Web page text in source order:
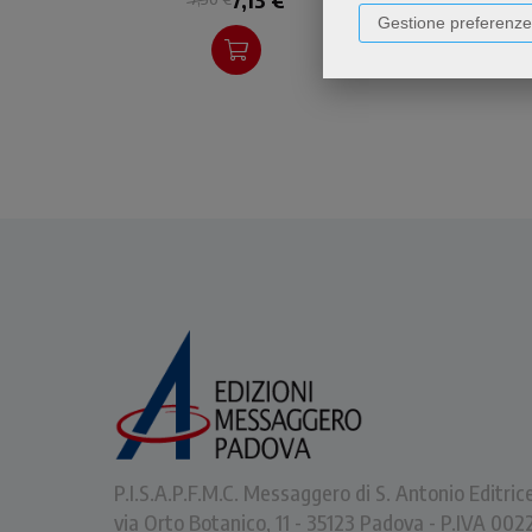
Gestione preferenze
un'esistenza paga di se
stessa.
P.I.S.A.P.F.M.C. Messaggero di S. Antonio
via Orto Botanico, 11 - 35123 Padova - P.IVA